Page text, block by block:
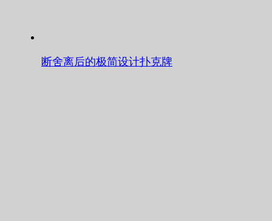
断舍离后的极简设计扑克牌